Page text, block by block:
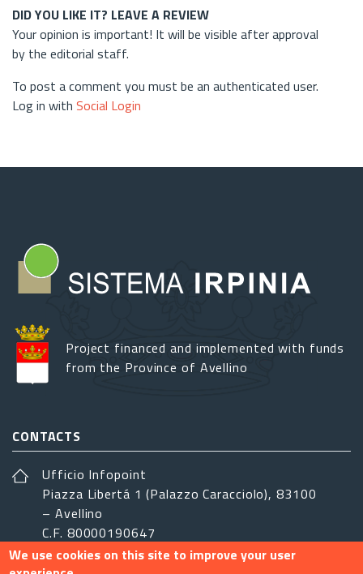
DID YOU LIKE IT? LEAVE A REVIEW
Your opinion is important! It will be visible after approval
by the editorial staff.
To post a comment you must be an authenticated user.
Log in with Social Login
Project financed and implemented with funds
from the Province of Avellino
CONTACTS
Ufficio Infopoint
Piazza Libertá 1 (Palazzo Caracciolo), 83100
– Avellino
C.F. 80000190647
sistemairpinia@provincia.avellino.it
We use cookies on this site to improve your user